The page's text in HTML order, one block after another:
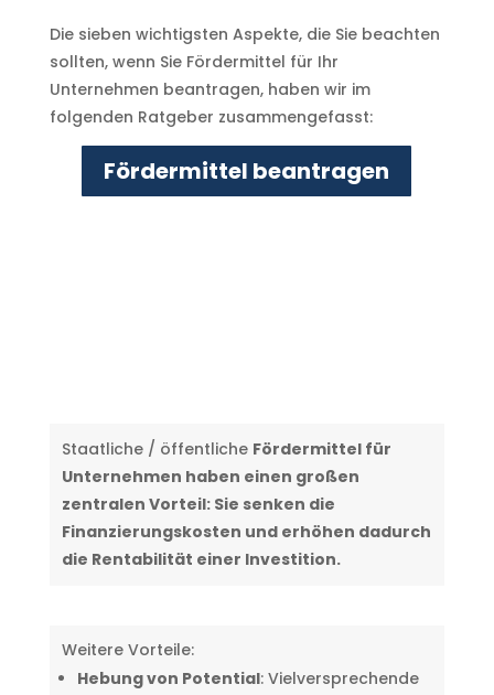
Die sieben wichtigsten Aspekte, die Sie beachten
sollten, wenn Sie Fördermittel für Ihr
Unternehmen beantragen, haben wir im
folgenden Ratgeber zusammengefasst:
Fördermittel beantragen
Staatliche / öffentliche Fördermittel für
Unternehmen haben einen großen
zentralen Vorteil: Sie senken die
Finanzierungskosten und erhöhen dadurch
die Rentabilität einer Investition.
Weitere Vorteile:
Hebung von Potential: Vielversprechende